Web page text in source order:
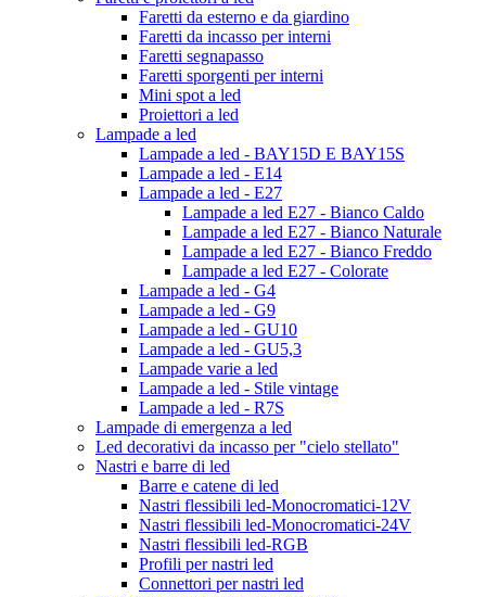
Faretti da esterno e da giardino
Faretti da incasso per interni
Faretti segnapasso
Faretti sporgenti per interni
Mini spot a led
Proiettori a led
Lampade a led
Lampade a led - BAY15D E BAY15S
Lampade a led - E14
Lampade a led - E27
Lampade a led E27 - Bianco Caldo
Lampade a led E27 - Bianco Naturale
Lampade a led E27 - Bianco Freddo
Lampade a led E27 - Colorate
Lampade a led - G4
Lampade a led - G9
Lampade a led - GU10
Lampade a led - GU5,3
Lampade varie a led
Lampade a led - Stile vintage
Lampade a led - R7S
Lampade di emergenza a led
Led decorativi da incasso per "cielo stellato"
Nastri e barre di led
Barre e catene di led
Nastri flessibili led-Monocromatici-12V
Nastri flessibili led-Monocromatici-24V
Nastri flessibili led-RGB
Profili per nastri led
Connettori per nastri led